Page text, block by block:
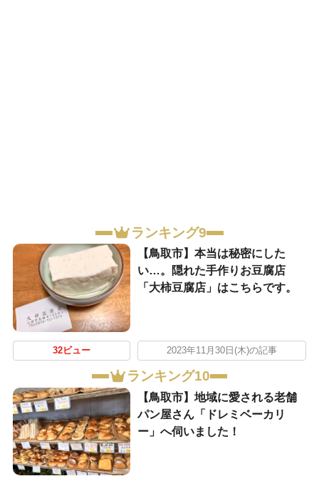
ランキング9
【鳥取市】本当は秘密にした
い…。隠れた手作りお豆腐店
「大柿豆腐店」はこちらです。
32ビュー 2023年11月30日(木)の記事
ランキング10
【鳥取市】地域に愛される老舗
パン屋さん「ドレミベーカリ
ー」へ伺いました！